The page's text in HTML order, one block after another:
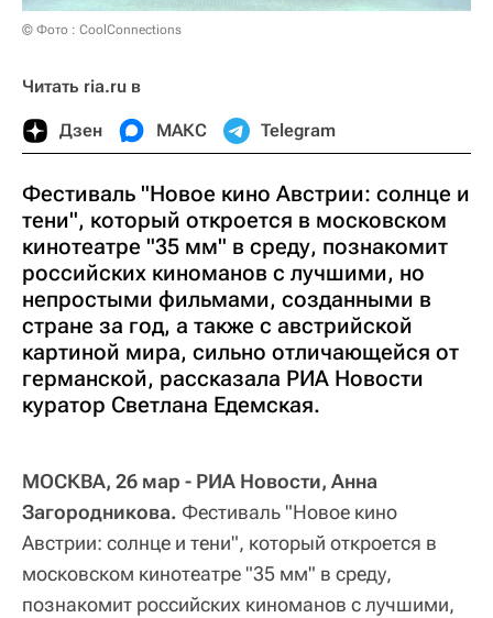
© Фото : CoolConnections
Читать ria.ru в
Дзен МАКС Telegram
Фестиваль "Новое кино Австрии: солнце и
тени", который откроется в московском
кинотеатре "35 мм" в среду, познакомит
российских киноманов с лучшими, но
непростыми фильмами, созданными в
стране за год, а также с австрийской
картиной мира, сильно отличающейся от
германской, рассказала РИА Новости
куратор Светлана Едемская.
МОСКВА, 26 мар - РИА Новости, Анна
Загородникова. Фестиваль "Новое кино
Австрии: солнце и тени", который откроется в
московском кинотеатре "35 мм" в среду,
познакомит российских киноманов с лучшими,